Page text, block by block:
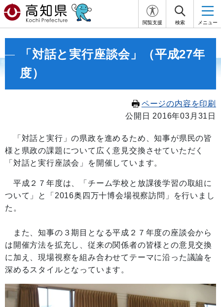
閲覧支援 検索 メニュー
「対話と実行座談会」（平成27年
度）
ページの内容を印刷
公開日 2016年03月31日
「対話と実行」の県政を進めるため、知事が県民の皆
様と県政の課題について広く意見交換させていただく
「対話と実行座談会」を開催しています。
平成２７年度は、「チーム学校と放課後学習の取組に
ついて」と「2016奥四万十博会場視察訪問」を行いまし
た。
また、知事の３期目となる平成２７年度の座談会から
は開催方法を拡充し、従来の関係者の皆様との意見交換
に加え、現場視察を組み合わせてテーマに沿った議論を
深めるスタイルとなっています。